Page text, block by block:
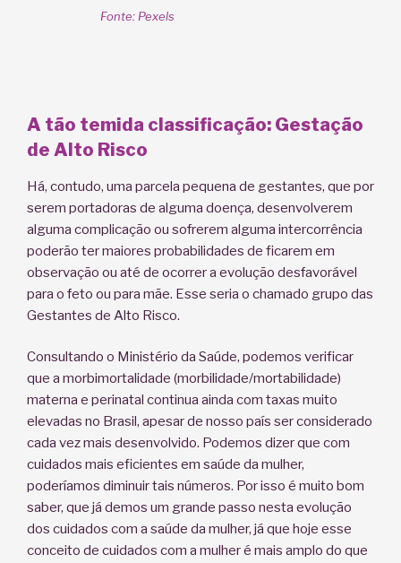
Fonte: Pexels
A tão temida classificação: Gestação
de Alto Risco
Há, contudo, uma parcela pequena de gestantes, que por
serem portadoras de alguma doença, desenvolverem
alguma complicação ou sofrerem alguma intercorrência
poderão ter maiores probabilidades de ficarem em
observação ou até de ocorrer a evolução desfavorável
para o feto ou para mãe. Esse seria o chamado grupo das
Gestantes de Alto Risco.
Consultando o Ministério da Saúde, podemos verificar
que a morbimortalidade (morbilidade/mortabilidade)
materna e perinatal continua ainda com taxas muito
elevadas no Brasil, apesar de nosso país ser considerado
cada vez mais desenvolvido. Podemos dizer que com
cuidados mais eficientes em saúde da mulher,
poderíamos diminuir tais números. Por isso é muito bom
saber, que já demos um grande passo nesta evolução
dos cuidados com a saúde da mulher, já que hoje esse
conceito de cuidados com a mulher é mais amplo do que